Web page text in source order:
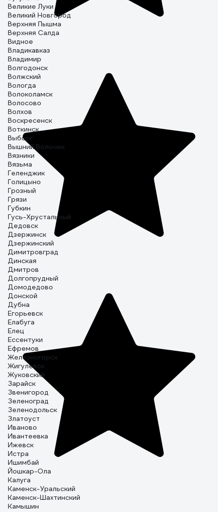
Великие Луки
Великий Новгород
Верхняя Пышма
Верхняя Салда
Видное
Владикавказ
Владимир
Волгодонск
Волжский
Вологда
Волоколамск
Волосово
Волхов
Воскресенск
Воткинск
Выборг
Вышний Волочек
Вязники
Вязьма
Геленджик
Голицыно
Грозный
Грязи
Губкин
Гусь-Хрустальный
Дедовск
Дзержинск
Дзержинский
Димитровград
Динская
Дмитров
Долгопрудный
Домодедово
Донской
Дубна
Егорьевск
Елабуга
Елец
Ессентуки
Ефремов
Железногорск
Жигулевск
Жуковский
Зарайск
Звенигород
Зеленоград
Зеленодольск
Златоуст
Иваново
Ивантеевка
Ижевск
Истра
Ишимбай
Йошкар-Ола
Калуга
Каменск-Уральский
Каменск-Шахтинский
Камышин